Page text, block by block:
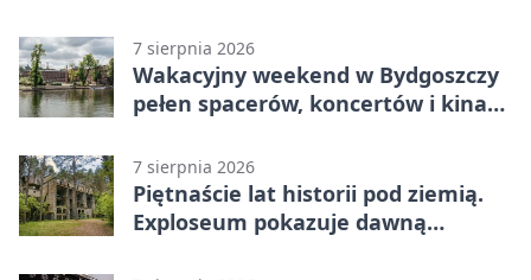
7 sierpnia 2026
Wakacyjny weekend w Bydgoszczy
pełen spacerów, koncertów i kina
7 sierpnia 2026
Piętnaście lat historii pod ziemią.
Exploseum pokazuje dawną